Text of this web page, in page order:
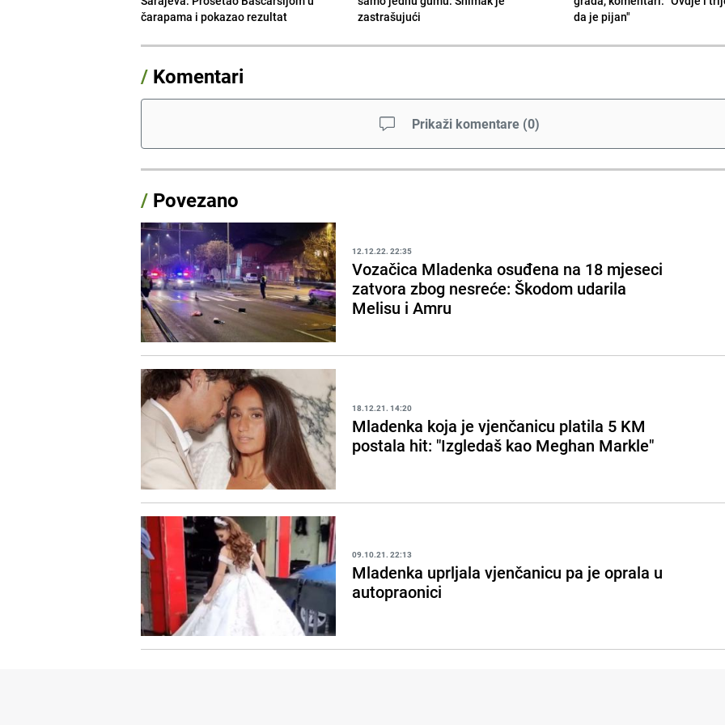
čarapama i pokazao rezultat
zastrašujući
da je pijan"
/ Komentari
Prikaži komentare (0)
/ Povezano
12.12.22. 22:35
Vozačica Mladenka osuđena na 18 mjeseci
zatvora zbog nesreće: Škodom udarila
Melisu i Amru
18.12.21. 14:20
Mladenka koja je vjenčanicu platila 5 KM
postala hit: "Izgledaš kao Meghan Markle"
09.10.21. 22:13
Mladenka uprljala vjenčanicu pa je oprala u
autopraonici